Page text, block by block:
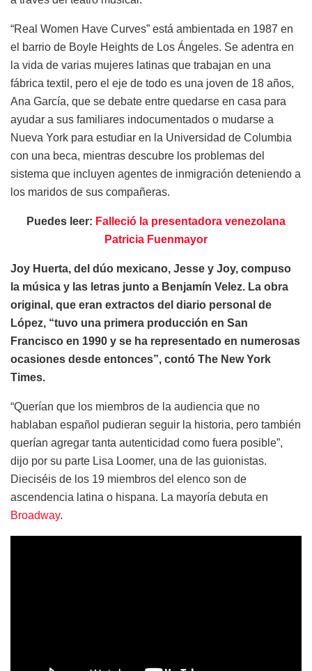
“Real Women Have Curves” está ambientada en 1987 en
el barrio de Boyle Heights de Los Ángeles. Se adentra en
la vida de varias mujeres latinas que trabajan en una
fábrica textil, pero el eje de todo es una joven de 18 años,
Ana García, que se debate entre quedarse en casa para
ayudar a sus familiares indocumentados o mudarse a
Nueva York para estudiar en la Universidad de Columbia
con una beca, mientras descubre los problemas del
sistema que incluyen agentes de inmigración deteniendo a
los maridos de sus compañeras.
Puedes leer: Falleció la presentadora venezolana
Patricia Fuenmayor
Joy Huerta, del dúo mexicano, Jesse y Joy, compuso
la música y las letras junto a Benjamín Velez. La obra
original, que eran extractos del diario personal de
López, “tuvo una primera producción en San
Francisco en 1990 y se ha representado en numerosas
ocasiones desde entonces”, contó The New York
Times.
“Querían que los miembros de la audiencia que no
hablaban español pudieran seguir la historia, pero también
querían agregar tanta autenticidad como fuera posible”,
dijo por su parte Lisa Loomer, una de las guionistas.
Dieciséis de los 19 miembros del elenco son de
ascendencia latina o hispana. La mayoría debuta en
Broadway.